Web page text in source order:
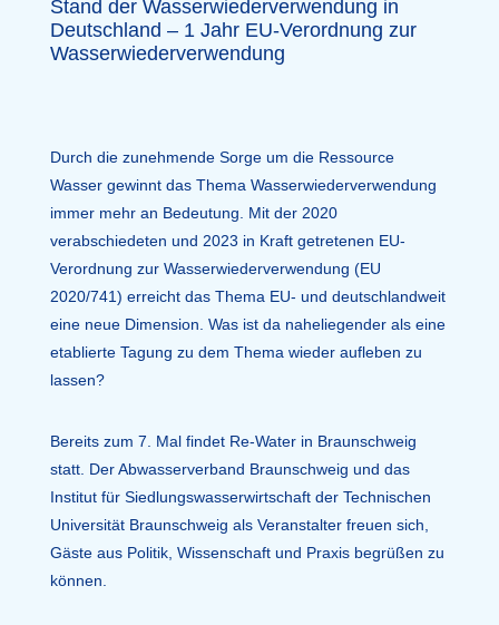
Stand der Wasserwiederverwendung in
Deutschland – 1 Jahr EU-Verordnung zur
Wasserwiederverwendung
Durch die zunehmende Sorge um die Ressource
Wasser gewinnt das Thema Wasserwiederverwendung
immer mehr an Bedeutung. Mit der 2020
verabschiedeten und 2023 in Kraft getretenen EU-
Verordnung zur Wasserwiederverwendung (EU
2020/741) erreicht das Thema EU- und deutschlandweit
eine neue Dimension. Was ist da naheliegender als eine
etablierte Tagung zu dem Thema wieder aufleben zu
lassen?
Bereits zum 7. Mal findet Re-Water in Braunschweig
statt. Der Abwasserverband Braunschweig und das
Institut für Siedlungswasserwirtschaft der Technischen
Universität Braunschweig als Veranstalter freuen sich,
Gäste aus Politik, Wissenschaft und Praxis begrüßen zu
können.